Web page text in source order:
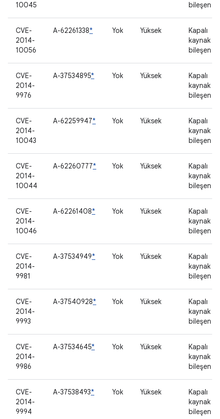
10045
bileşen
CVE-
2014-
10056
A-62261338* Yok Yüksek
Kapalı
kaynak
bileşen
CVE-
2014-
9976
A-37534895* Yok Yüksek
Kapalı
kaynak
bileşen
CVE-
2014-
10043
A-62259947* Yok Yüksek
Kapalı
kaynak
bileşen
CVE-
2014-
10044
A-62260777* Yok Yüksek
Kapalı
kaynak
bileşen
CVE-
2014-
10046
A-62261408* Yok Yüksek
Kapalı
kaynak
bileşen
CVE-
2014-
9981
A-37534949* Yok Yüksek
Kapalı
kaynak
bileşen
CVE-
2014-
9993
A-37540928* Yok Yüksek
Kapalı
kaynak
bileşen
CVE-
2014-
9986
A-37534645* Yok Yüksek
Kapalı
kaynak
bileşen
CVE-
2014-
9994
A-37538493* Yok Yüksek
Kapalı
kaynak
bileşen